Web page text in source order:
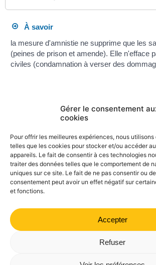
Gérer le consentement
cookies
Pour offrir les meilleures expériences, nous
telles que les cookies pour stocker et/ou accéder
appareils. Le fait de consentir à ces technologies
traiter des données telles que le comportement de
uniques sur ce site. Le fait de ne pas consentir ou
consentement peut avoir un effet négatif sur
et fonctions.
Accepter
Refuser
À savoir
la mesure d'amnistie ne supprime que les
(peines de prison et amende). Elle n'efface
civiles (condamnation à verser des
Textes de référence
Questions ? Réponses !
Qu'est-ce qu'une grâce présidentielle
© Direction de l'information légale et administrative
comarquage developpé par